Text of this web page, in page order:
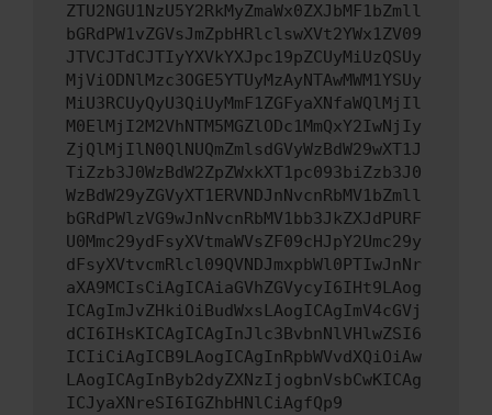
ZTU2NGU1NzU5Y2RkMyZmaWx0ZXJbMF1bZmll
bGRdPW1vZGVsJmZpbHRlclswXVt2YWx1ZV09
JTVCJTdCJTIyYXVkYXJpc19pZCUyMiUzQSUy
MjViODNlMzc3OGE5YTUyMzAyNTAwMWM1YSUy
MiU3RCUyQyU3QiUyMmF1ZGFyaXNfaWQlMjIl
M0ElMjI2M2VhNTM5MGZlODc1MmQxY2IwNjIy
ZjQlMjIlN0QlNUQmZmlsdGVyWzBdW29wXT1J
TiZzb3J0WzBdW2ZpZWxkXT1pc093biZzb3J0
WzBdW29yZGVyXT1ERVNDJnNvcnRbMV1bZmll
bGRdPWlzVG9wJnNvcnRbMV1bb3JkZXJdPURF
U0Mmc29ydFsyXVtmaWVsZF09cHJpY2Umc29y
dFsyXVtvcmRlcl09QVNDJmxpbWl0PTIwJnNr
aXA9MCIsCiAgICAiaGVhZGVycyI6IHt9LAog
ICAgImJvZHkiOiBudWxsLAogICAgImV4cGVj
dCI6IHsKICAgICAgInJlc3BvbnNlVHlwZSI6
ICIiCiAgICB9LAogICAgInRpbWVvdXQiOiAw
LAogICAgInByb2dyZXNzIjogbnVsbCwKICAg
ICJyaXNreSI6IGZhbHNlCiAgfQp9